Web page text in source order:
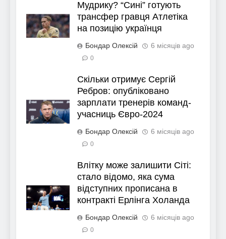
Мудрику? “Сині” готують
трансфер гравця Атлетіка
на позицію українця
Бондар Олексій 6 місяців ago
0
Скільки отримує Сергій
Ребров: опубліковано
зарплати тренерів команд-
учасниць Євро-2024
Бондар Олексій 6 місяців ago
0
Влітку може залишити Сіті:
стало відомо, яка сума
відступних прописана в
контракті Ерлінга Холанда
Бондар Олексій 6 місяців ago
0